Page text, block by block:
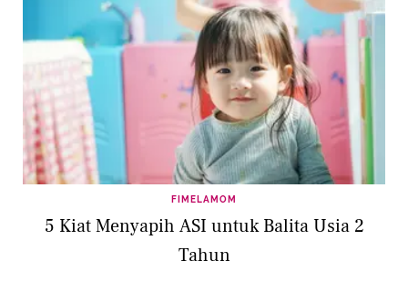
FIMELAMOM
5 Kiat Menyapih ASI untuk Balita Usia 2
Tahun